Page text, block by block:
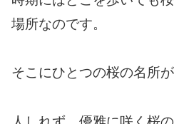
場所なのです。
そこにひとつの桜の名所が